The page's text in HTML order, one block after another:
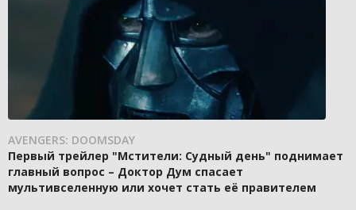
AVENGERS: DOOMSDAY
Первый трейлер "Мстители: Судный день" поднимает
главный вопрос – Доктор Дум спасает
мультивселенную или хочет стать её правителем